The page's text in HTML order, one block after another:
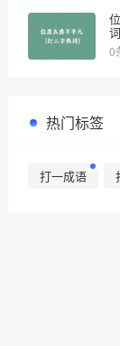
0
热门标签
打一成语